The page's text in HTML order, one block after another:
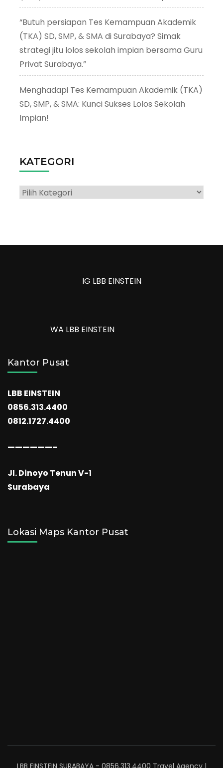
“Butuh persiapan Tes Kemampuan Akademik
(TKA) SD, SMP, & SMA di Surabaya? Simak
strategi jitu lolos sekolah impian bersama Guru
Privat Surabaya.”
Menghadapi Tes Kemampuan Akademik (TKA)
SD, SMP, & SMA: Kunci Sukses Lolos Sekolah
Impian!
KATEGORI
Kategori
IG LBB EINSTEIN
WA LBB EINSTEIN
Kantor Pusat
LBB EINSTEIN
0856.313.4400
0812.1727.4400
——————–
Jl. Dinoyo Tenun V-1
Surabaya
Lokasi Maps Kantor Pusat